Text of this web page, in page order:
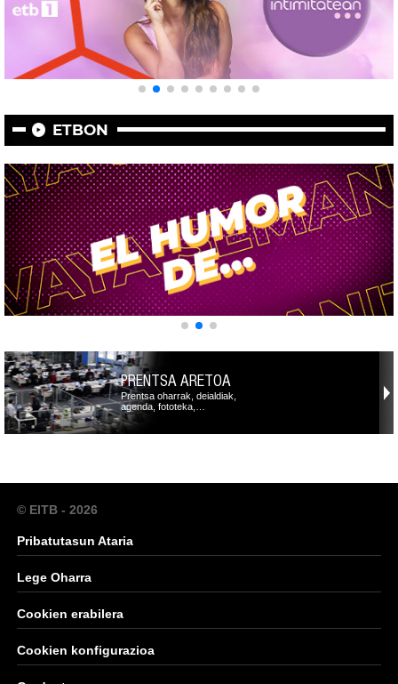
ETBON
PRENTSA ARETOA
Prentsa oharrak, deialdiak,
agenda, fototeka,…
© EITB - 2026
Pribatutasun Ataria
Lege Oharra
Cookien erabilera
Cookien konfigurazioa